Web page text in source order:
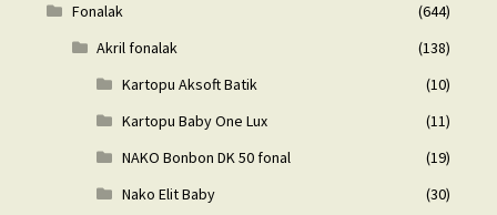
Fonalak
(644)
Akril fonalak
(138)
Kartopu Aksoft Batik
(10)
Kartopu Baby One Lux
(11)
NAKO Bonbon DK 50 fonal
(19)
Nako Elit Baby
(30)